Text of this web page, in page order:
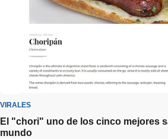
VIRALES
El "chori" uno de los cinco mejores
mundo